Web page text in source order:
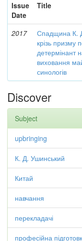
Issue
Date
Title
2017
Спадщина К.
крізь призму
детермінант
виховання
синологів
Discover
Subject
upbringing
К. Д. Ушинський
Китай
навчання
перекладачі
професійна